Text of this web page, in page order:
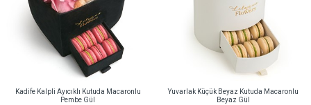
Kadife Kalpli Ayıcıklı Kutuda Macaronlu
Pembe Gül
Yuvarlak Küçük Beyaz Kutuda Macaronlu
Beyaz Gül